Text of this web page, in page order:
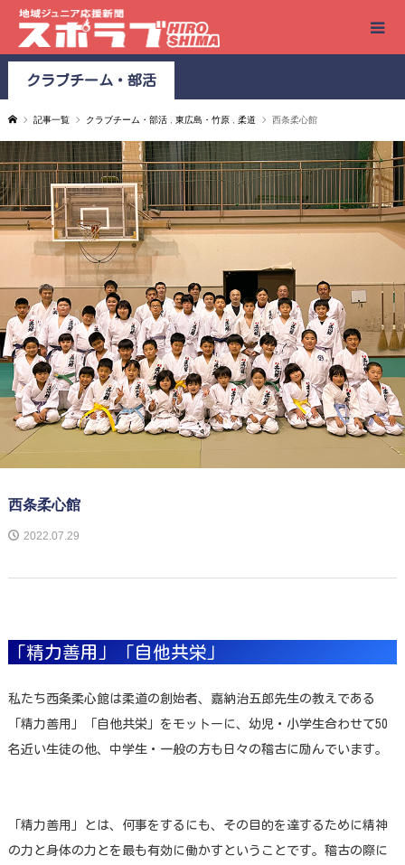
クラブチーム・部活
記事一覧 クラブチーム・部活 ,東広島・竹原 ,柔道 西条柔心館
西条柔心館
2022.07.29
「精力善用」「自他共栄」
私たち西条柔心館は柔道の創始者、嘉納治五郎先生の教えである
「精力善用」「自他共栄」をモットーに、幼児・小学生合わせて50
名近い生徒の他、中学生・一般の方も日々の稽古に励んでいます。
「精力善用」とは、何事をするにも、その目的を達するために精神
の力と身体の力とを最も有効に働かすということです。稽古の際に